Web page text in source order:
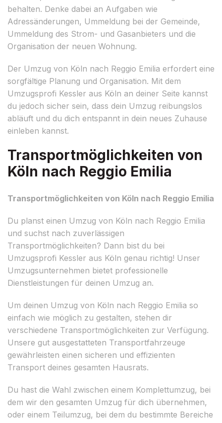
behalten. Denke dabei an Aufgaben wie
Adressänderungen, Ummeldung bei der Gemeinde,
Ummeldung des Strom- und Gasanbieters und die
Organisation der neuen Wohnung.
Der Umzug von Köln nach Reggio Emilia erfordert eine
sorgfältige Planung und Organisation. Mit dem
Umzugsprofi Kessler aus Köln an deiner Seite kannst
du jedoch sicher sein, dass dein Umzug reibungslos
abläuft und du dich entspannt in dein neues Zuhause
einleben kannst.
Transportmöglichkeiten von
Köln nach Reggio Emilia
Transportmöglichkeiten von Köln nach Reggio Emilia
Du planst einen Umzug von Köln nach Reggio Emilia
und suchst nach zuverlässigen
Transportmöglichkeiten? Dann bist du bei
Umzugsprofi Kessler aus Köln genau richtig! Unser
Umzugsunternehmen bietet professionelle
Dienstleistungen für deinen Umzug an.
Um deinen Umzug von Köln nach Reggio Emilia so
einfach wie möglich zu gestalten, stehen dir
verschiedene Transportmöglichkeiten zur Verfügung.
Unsere gut ausgestatteten Transportfahrzeuge
gewährleisten einen sicheren und effizienten
Transport deines gesamten Hausrats.
Du hast die Wahl zwischen einem Komplettumzug, bei
dem wir den gesamten Umzug für dich übernehmen,
oder einem Teilumzug, bei dem du bestimmte Bereiche